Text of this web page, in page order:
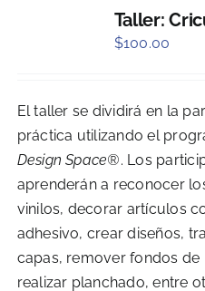
Taller:
$100.00
El taller se dividirá en la
práctica utilizando el
Design Space®. Los
aprenderán a reconocer
vinilos, decorar artículos
adhesivo, crear diseños,
capas, remover fondos de
realizar planchado, entre